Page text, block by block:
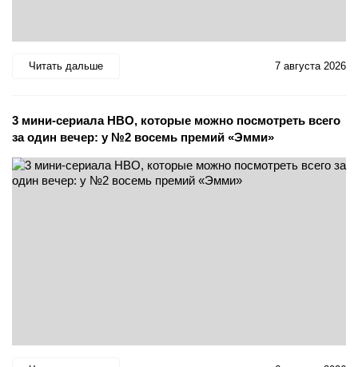
Читать дальше 7 августа 2026
3 мини-сериала HBO, которые можно посмотреть всего
за один вечер: у №2 восемь премий «Эмми»